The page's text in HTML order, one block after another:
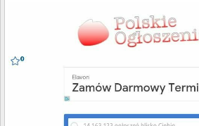
wyszukiwarce Google na zadane słowo
Pozycja strony, 2009-12-23
Ja często sprawdzam adres IP swojego
ten test.
, 2009-12-23
Przy pomocy tego narzędzia bardzo
przetestować Page Rank
Page Rank, 2009-12-23